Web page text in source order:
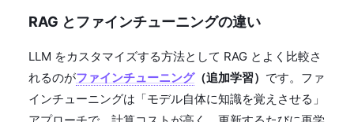
RAG とファインチューニングの違い
LLM をカスタマイズする方法として RAG とよく比較さ
れるのがファインチューニング（追加学習） です。ファ
インチューニングは「モデル自体に知識を覚えさせる」